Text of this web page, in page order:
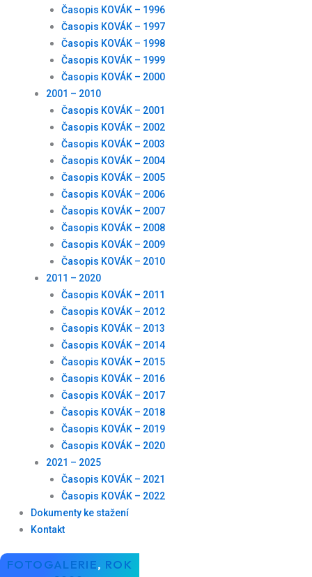
Časopis KOVÁK – 1996
Časopis KOVÁK – 1997
Časopis KOVÁK – 1998
Časopis KOVÁK – 1999
Časopis KOVÁK – 2000
2001 – 2010
Časopis KOVÁK – 2001
Časopis KOVÁK – 2002
Časopis KOVÁK – 2003
Časopis KOVÁK – 2004
Časopis KOVÁK – 2005
Časopis KOVÁK – 2006
Časopis KOVÁK – 2007
Časopis KOVÁK – 2008
Časopis KOVÁK – 2009
Časopis KOVÁK – 2010
2011 – 2020
Časopis KOVÁK – 2011
Časopis KOVÁK – 2012
Časopis KOVÁK – 2013
Časopis KOVÁK – 2014
Časopis KOVÁK – 2015
Časopis KOVÁK – 2016
Časopis KOVÁK – 2017
Časopis KOVÁK – 2018
Časopis KOVÁK – 2019
Časopis KOVÁK – 2020
2021 – 2025
Časopis KOVÁK – 2021
Časopis KOVÁK – 2022
Dokumenty ke stažení
Kontakt
FOTOGALERIE, ROK